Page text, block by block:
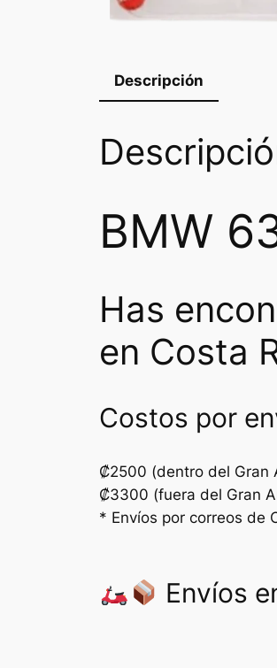
Descripción
BMW
Has
en Costa
Costos por
₡2500 (dentro del Gran
₡3300 (fuera del Gran
* Envíos por correos de
Envíos